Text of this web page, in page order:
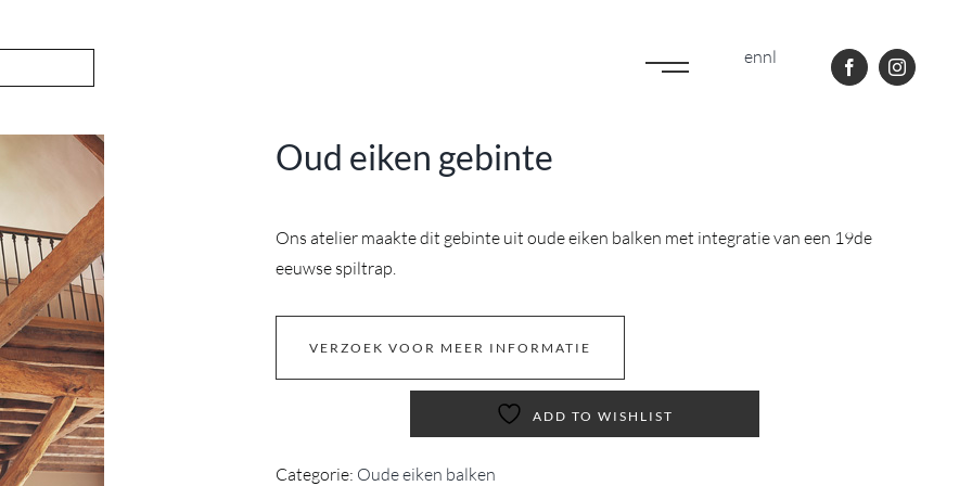
ennl
Oud eiken gebinte
Ons atelier maakte dit gebinte uit oude eiken balken met integratie van een 19de
eeuwse spiltrap.
VERZOEK VOOR MEER INFORMATIE
ADD TO WISHLIST
Categorie: Oude eiken balken